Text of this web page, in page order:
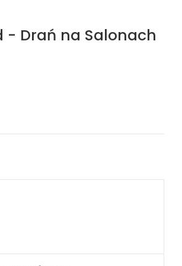
- Drań na Salonach